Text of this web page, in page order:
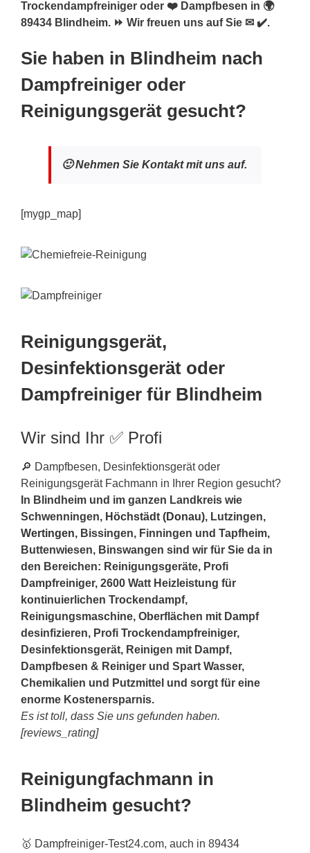
Trockendampfreiniger oder ❤️ Dampfbesen in 🌍
89434 Blindheim. ⏩ Wir freuen uns auf Sie ✉ ✔️.
Sie haben in Blindheim nach
Dampfreiniger oder
Reinigungsgerät gesucht?
🙂 Nehmen Sie Kontakt mit uns auf.
[mygp_map]
Reinigungsgerät,
Desinfektionsgerät oder
Dampfreiniger für Blindheim
Wir sind Ihr ✅ Profi
🔎 Dampfbesen, Desinfektionsgerät oder
Reinigungsgerät Fachmann in Ihrer Region gesucht?
In Blindheim und im ganzen Landkreis wie
Schwenningen, Höchstädt (Donau), Lutzingen,
Wertingen, Bissingen, Finningen und Tapfheim,
Buttenwiesen, Binswangen sind wir für Sie da in
den Bereichen: Reinigungsgeräte, Profi
Dampfreiniger, 2600 Watt Heizleistung für
kontinuierlichen Trockendampf,
Reinigungsmaschine, Oberflächen mit Dampf
desinfizieren, Profi Trockendampfreiniger,
Desinfektionsgerät, Reinigen mit Dampf,
Dampfbesen & Reiniger und Spart Wasser,
Chemikalien und Putzmittel und sorgt für eine
enorme Kostenersparnis.
Es ist toll, dass Sie uns gefunden haben.
[reviews_rating]
Reinigungfachmann in
Blindheim gesucht?
🥇 Dampfreiniger-Test24.com, auch in 89434